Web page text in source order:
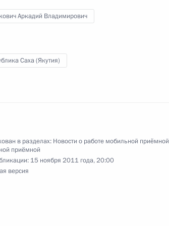
данного по итогам работы
области
в Тверской области
Аркадий Владимирович
Саха (Якутия)
в разделах: Новости о работе мобильной приёмной
приёмной
15 ноября 2011 года, 20:00
версия